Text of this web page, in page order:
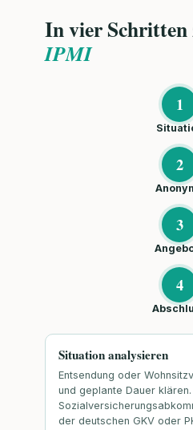
In vier
IPMI
1
2
3
4
Situation analysieren
Entsendung oder
und geplante Dauer klären.
der deutschen GKV oder